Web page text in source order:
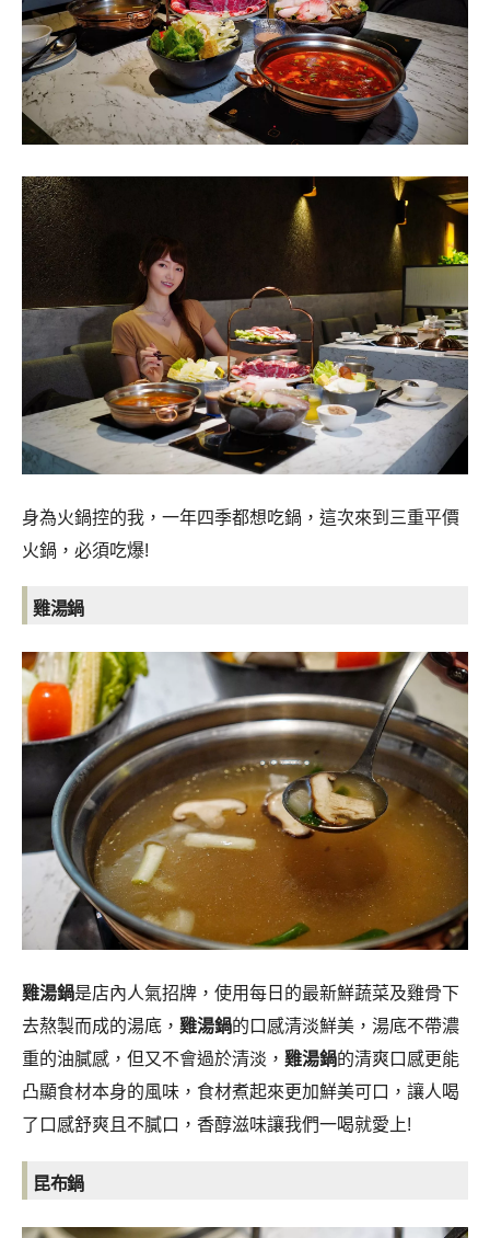
身為火鍋控的我，一年四季都想吃鍋，這次來到三重平價
火鍋，必須吃爆!
雞湯鍋
雞湯鍋是店內人氣招牌，使用每日的最新鮮蔬菜及雞骨下
去熬製而成的湯底， 雞湯鍋的口感清淡鮮美，湯底不帶濃
重的油膩感，但又不會過於清淡， 雞湯鍋的清爽口感更能
凸顯食材本身的風味，食材煮起來更加鮮美可口，讓人喝
了口感舒爽且不膩口，香醇滋味讓我們一喝就愛上!
昆布鍋